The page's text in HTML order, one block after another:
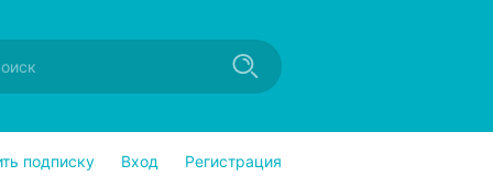
подписку Вход Регистрация